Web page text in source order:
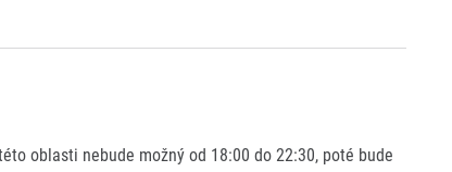
oblasti nebude možný od 18:00 do 22:30, poté bude